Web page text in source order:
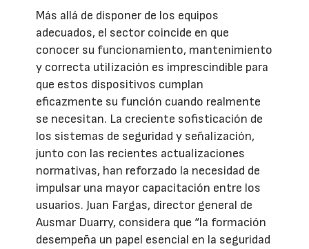
Más allá de disponer de los equipos
adecuados, el sector coincide en que
conocer su funcionamiento, mantenimiento
y correcta utilización es imprescindible para
que estos dispositivos cumplan
eficazmente su función cuando realmente
se necesitan. La creciente sofisticación de
los sistemas de seguridad y señalización,
junto con las recientes actualizaciones
normativas, han reforzado la necesidad de
impulsar una mayor capacitación entre los
usuarios. Juan Fargas, director general de
Ausmar Duarry, considera que “la formación
desempeña un papel esencial en la seguridad